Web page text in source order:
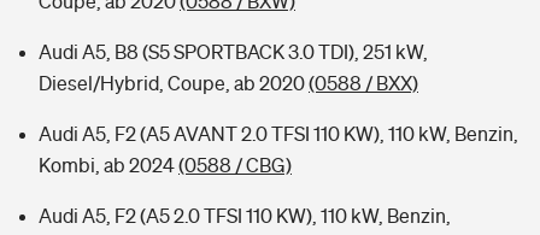
Audi A5, B8 (S5 SPORTBACK 3.0 TDI), 251 kW,
Diesel/Hybrid, Coupe, ab 2020(0588 / BXX)
Audi A5, F2 (A5 AVANT 2.0 TFSI 110 KW), 110 kW, Benzin,
Kombi, ab 2024(0588 / CBG)
Audi A5, F2 (A5 2.0 TFSI 110 KW), 110 kW, Benzin,